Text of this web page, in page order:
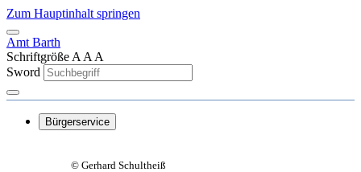
Zum Hauptinhalt springen
Amt Barth
Schriftgröße A A A
Sword
Bürgerservice
© Gerhard Schultheiß